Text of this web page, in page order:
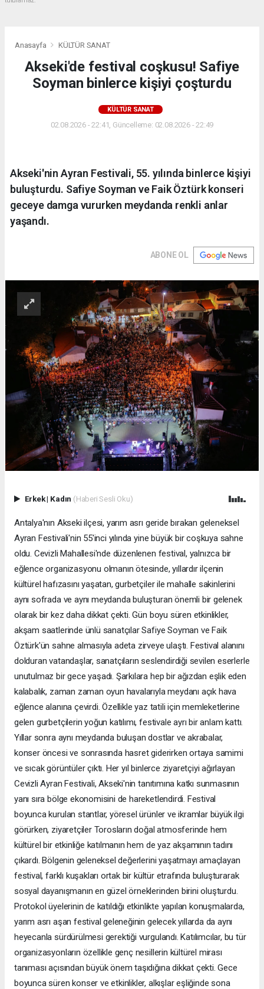
Anasayfa KÜLTÜR SANAT
Akseki'de festival coşkusu! Safiye
Soyman binlerce kişiyi çoşturdu
KÜLTÜR SANAT
02.08.2026 - 22:41, Güncelleme: 02.08.2026 - 22:49
Akseki'nin Ayran Festivali, 55. yılında binlerce kişiyi
buluşturdu. Safiye Soyman ve Faik Öztürk konseri
geceye damga vururken meydanda renkli anlar
yaşandı.
ABONE OL
Erkek| Kadın (Haberi Sesli Oku)
Antalya'nın Akseki ilçesi, yarım asrı geride bırakan geleneksel
Ayran Festivali'nin 55'inci yılında yine büyük bir coşkuya sahne
oldu. Cevizli Mahallesi'nde düzenlenen festival, yalnızca bir
eğlence organizasyonu olmanın ötesinde, yıllardır ilçenin
kültürel hafızasını yaşatan, gurbetçiler ile mahalle sakinlerini
aynı sofrada ve aynı meydanda buluşturan önemli bir gelenek
olarak bir kez daha dikkat çekti. Gün boyu süren etkinlikler,
akşam saatlerinde ünlü sanatçılar Safiye Soyman ve Faik
Öztürk'ün sahne almasıyla adeta zirveye ulaştı. Festival alanını
dolduran vatandaşlar, sanatçıların seslendirdiği sevilen eserlerle
unutulmaz bir gece yaşadı. Şarkılara hep bir ağızdan eşlik eden
kalabalık, zaman zaman oyun havalarıyla meydanı açık hava
eğlence alanına çevirdi. Özellikle yaz tatili için memleketlerine
gelen gurbetçilerin yoğun katılımı, festivale ayrı bir anlam kattı.
Yıllar sonra aynı meydanda buluşan dostlar ve akrabalar,
konser öncesi ve sonrasında hasret giderirken ortaya samimi
ve sıcak görüntüler çıktı. Her yıl binlerce ziyaretçiyi ağırlayan
Cevizli Ayran Festivali, Akseki'nin tanıtımına katkı sunmasının
yanı sıra bölge ekonomisini de hareketlendirdi. Festival
boyunca kurulan stantlar, yöresel ürünler ve ikramlar büyük ilgi
görürken, ziyaretçiler Torosların doğal atmosferinde hem
kültürel bir etkinliğe katılmanın hem de yaz akşamının tadını
çıkardı. Bölgenin geleneksel değerlerini yaşatmayı amaçlayan
festival, farklı kuşakları ortak bir kültür etrafında buluşturarak
sosyal dayanışmanın en güzel örneklerinden birini oluşturdu.
Protokol üyelerinin de katıldığı etkinlikte yapılan konuşmalarda,
yarım asrı aşan festival geleneğinin gelecek yıllarda da aynı
heyecanla sürdürülmesi gerektiği vurgulandı. Katılımcılar, bu tür
organizasyonların özellikle genç nesillerin kültürel mirası
tanıması açısından büyük önem taşıdığına dikkat çekti. Gece
boyunca süren konser ve etkinlikler, alkışlar eşliğinde sona